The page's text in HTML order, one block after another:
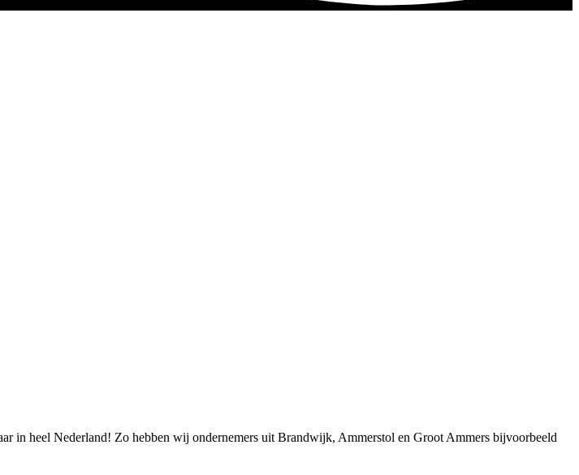
in heel Nederland! Zo hebben wij ondernemers uit Brandwijk, Ammerstol en Groot Ammers bijvoorbeeld